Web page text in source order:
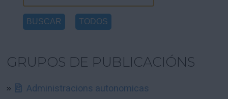
GRUPOS DE PUBLICACIÓNS
Administracions autonomicas